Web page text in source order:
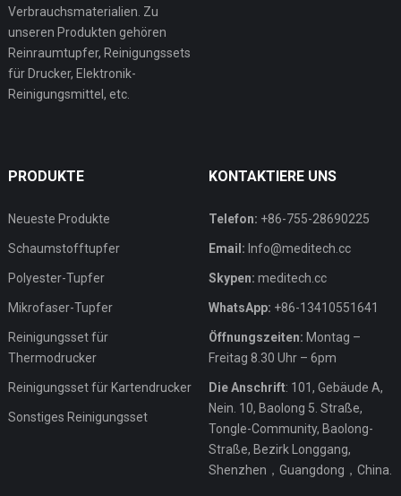
Verbrauchsmaterialien. Zu
unseren Produkten gehören
Reinraumtupfer, Reinigungssets
für Drucker, Elektronik-
Reinigungsmittel, etc.
PRODUKTE
Neueste Produkte
Schaumstofftupfer
Polyester-Tupfer
Mikrofaser-Tupfer
Reinigungsset für
Thermodrucker
Reinigungsset für Kartendrucker
Sonstiges Reinigungsset
KONTAKTIERE UNS
Telefon: +86-755-28690225
Email: Info@meditech.cc
Skypen: meditech.cc
WhatsApp: +86-13410551641
Öffnungszeiten: Montag –
Freitag 8.30 Uhr – 6pm
Die Anschrift: 101, Gebäude A,
Nein. 10, Baolong 5. Straße,
Tongle-Community, Baolong-
Straße, Bezirk Longgang,
Shenzhen，Guangdong，China.